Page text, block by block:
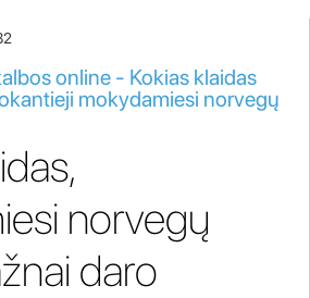
online - Kokias klaidas
mokydamiesi norvegų
norvegų
daro